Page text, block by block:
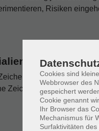
Risiken
Bleistifte in
Zeichenunterlage sowie
Cookies sind
Webbrowser des
gespeichert
Cookie genannt
Ihr Browser das
Mechanismus für
Surfaktivitäten